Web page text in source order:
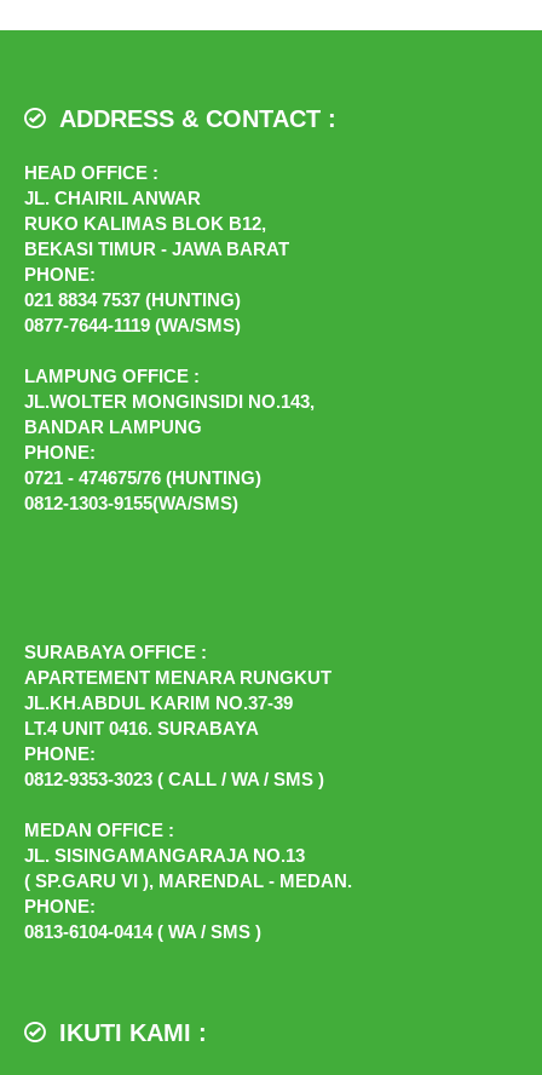
ADDRESS & CONTACT :
HEAD OFFICE :
JL. CHAIRIL ANWAR
RUKO KALIMAS BLOK B12,
BEKASI TIMUR - JAWA BARAT
PHONE:
021 8834 7537 (HUNTING)
0877-7644-1119 (WA/SMS)
LAMPUNG OFFICE :
JL.WOLTER MONGINSIDI NO.143,
BANDAR LAMPUNG
PHONE:
0721 - 474675/76 (HUNTING)
0812-1303-9155(WA/SMS)
SURABAYA OFFICE :
APARTEMENT MENARA RUNGKUT
JL.KH.ABDUL KARIM NO.37-39
LT.4 UNIT 0416. SURABAYA
PHONE:
0812-9353-3023 ( CALL / WA / SMS )
MEDAN OFFICE :
JL. SISINGAMANGARAJA NO.13
( SP.GARU VI ), MARENDAL - MEDAN.
PHONE:
0813-6104-0414 ( WA / SMS )
IKUTI KAMI :